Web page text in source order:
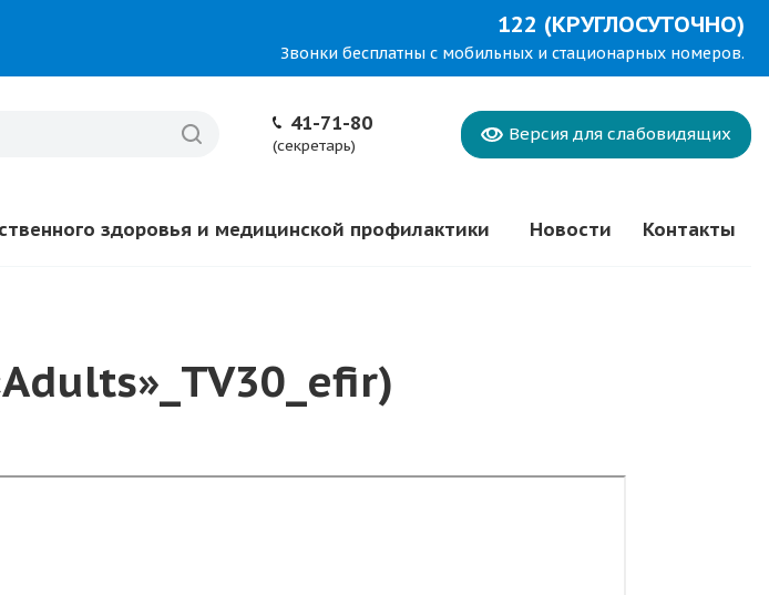
122 (КРУГЛОСУТОЧНО)
Звонки бесплатны с мобильных и стационарных номеров.
41-71-80
(секретарь)
Версия для слабовидящих
здоровья и медицинской профилактики Новости Контакты